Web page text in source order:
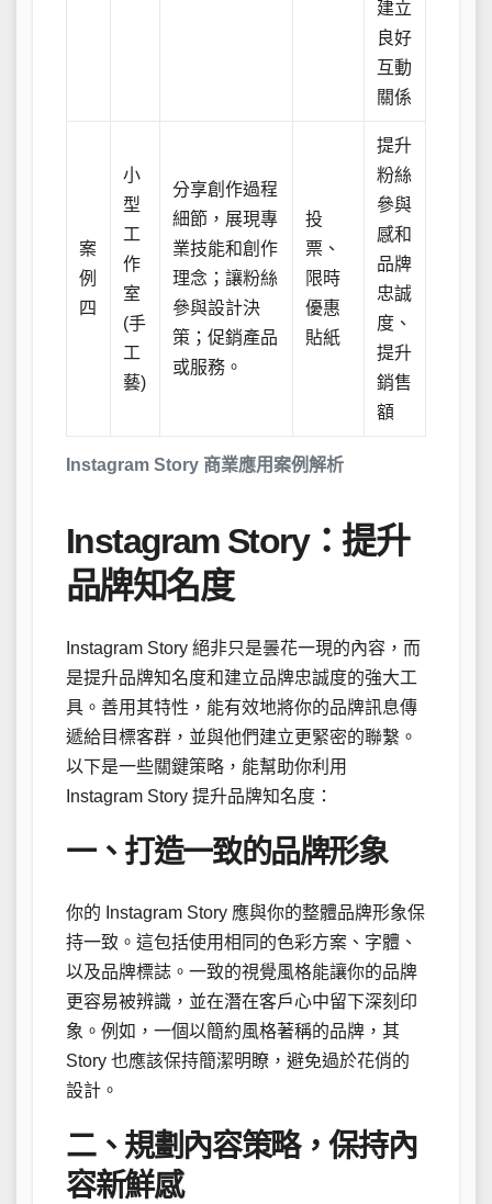
Instagram Story 商業應用案例解析
建立
良好
互動
關係
案
例
四
小
型
工
作
室
(手
工
藝)
分享創作過程
細節，展現專
業技能和創作
理念；讓粉絲
參與設計決
策；促銷產品
或服務。
投
票、
限時
優惠
貼紙
提升
粉絲
參與
感和
品牌
忠誠
度、
提升
銷售
額
Instagram Story：提升
品牌知名度
Instagram Story 絕非只是曇花一現的內容，而
是提升品牌知名度和建立品牌忠誠度的強大工
具。善用其特性，能有效地將你的品牌訊息傳
遞給目標客群，並與他們建立更緊密的聯繫。
以下是一些關鍵策略，能幫助你利用
Instagram Story 提升品牌知名度：
一、打造一致的品牌形象
你的 Instagram Story 應與你的整體品牌形象保
持一致。這包括使用相同的色彩方案、字體、
以及品牌標誌。一致的視覺風格能讓你的品牌
更容易被辨識，並在潛在客戶心中留下深刻印
象。例如，一個以簡約風格著稱的品牌，其
Story 也應該保持簡潔明瞭，避免過於花俏的
設計。
二、規劃內容策略，保持內
容新鮮感